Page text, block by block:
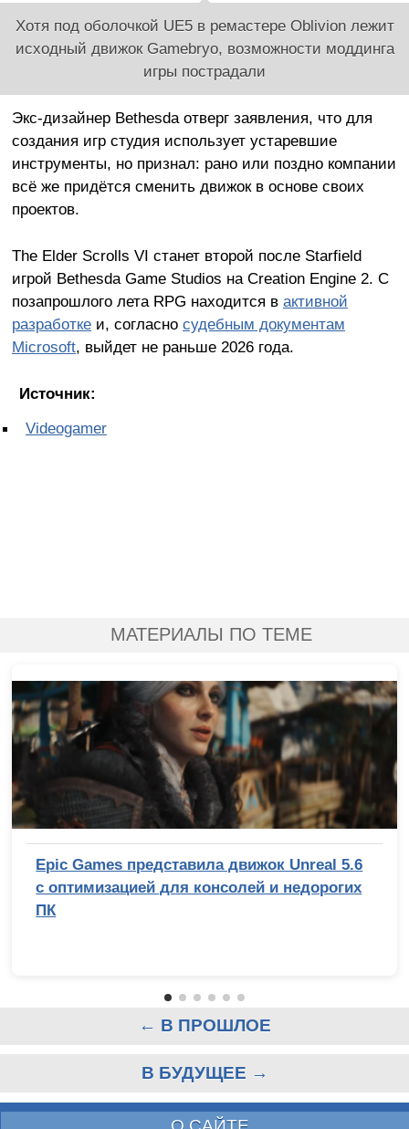
Хотя под оболочкой UE5 в ремастере Oblivion лежит
исходный движок Gamebryo, возможности моддинга
игры пострадали
Экс-дизайнер Bethesda отверг заявления, что для
создания игр студия использует устаревшие
инструменты, но признал: рано или поздно компании
всё же придётся сменить движок в основе своих
проектов.
The Elder Scrolls VI станет второй после Starfield
игрой Bethesda Game Studios на Creation Engine 2. С
позапрошлого лета RPG находится в активной
разработкеи, согласно судебным документам
Microsoft, выйдет не раньше 2026 года.
Источник:
Videogamer
МАТЕРИАЛЫ ПО ТЕМЕ
Epic Games представила движок Unreal 5.6
с оптимизацией для консолей и недорогих
ПК
← В ПРОШЛОЕ
В БУДУЩЕЕ →